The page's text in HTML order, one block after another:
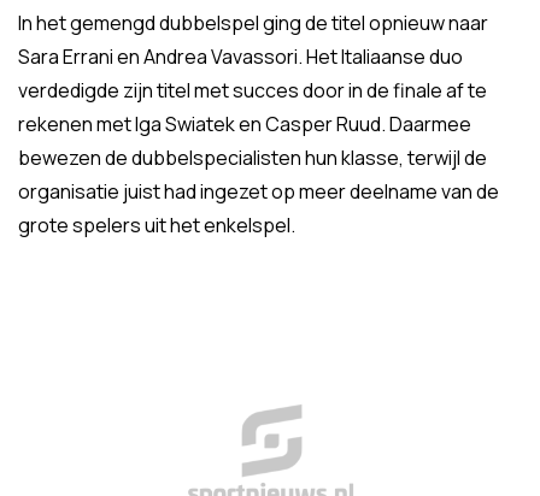
In het gemengd dubbelspel ging de titel opnieuw naar
Sara Errani en Andrea Vavassori. Het Italiaanse duo
verdedigde zijn titel met succes door in de finale af te
rekenen met Iga Swiatek en Casper Ruud. Daarmee
bewezen de dubbelspecialisten hun klasse, terwijl de
organisatie juist had ingezet op meer deelname van de
grote spelers uit het enkelspel.